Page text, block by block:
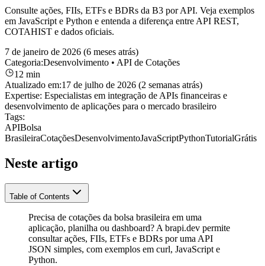
Consulte ações, FIIs, ETFs e BDRs da B3 por API. Veja exemplos
em JavaScript e Python e entenda a diferença entre API REST,
COTAHIST e dados oficiais.
7 de janeiro de 2026 (6 meses atrás)
Categoria:Desenvolvimento • API de Cotações
12 min
Atualizado em:17 de julho de 2026 (2 semanas atrás)
Expertise: Especialistas em integração de APIs financeiras e
desenvolvimento de aplicações para o mercado brasileiro
Tags:
APIBolsa
BrasileiraCotaçõesDesenvolvimentoJavaScriptPythonTutorialGrátis
Neste artigo
Table of Contents
Precisa de cotações da bolsa brasileira em uma
aplicação, planilha ou dashboard? A brapi.dev permite
consultar ações, FIIs, ETFs e BDRs por uma API
JSON simples, com exemplos em curl, JavaScript e
Python.